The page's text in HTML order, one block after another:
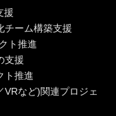
援
チーム構築支援
ト推進
支援
ト推進
VRなど)関連プロジェ